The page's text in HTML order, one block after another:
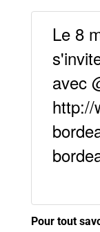
Le 8
avec
http://
Pour tout